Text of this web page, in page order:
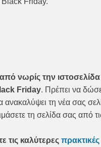
νωρίς την ιστοσελίδα
Friday. Πρέπει να
τη νέα σας
τη σελίδα σας από
τις καλύτερες πρακτικές